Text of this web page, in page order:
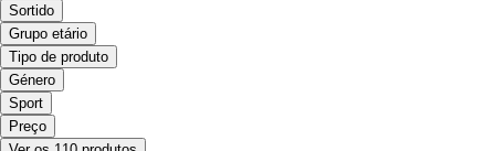
Sortido
Grupo etário
Tipo de produto
Género
Sport
Preço